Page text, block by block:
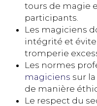
tours de magie
participants.
Les magiciens
intégrité et
tromperie
Les normes
magiciens sur
de manière
Le respect du